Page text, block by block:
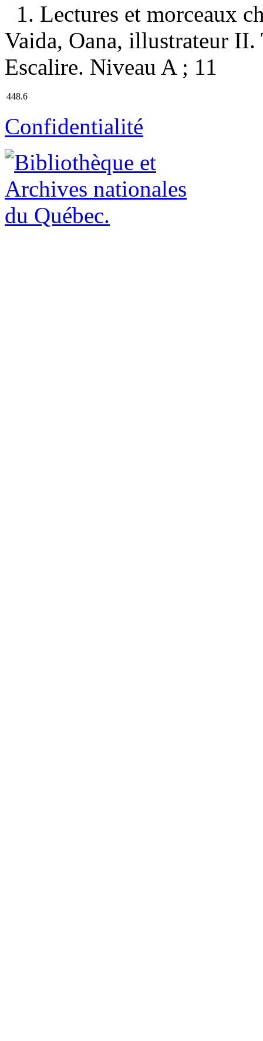
1. Lectures et morceaux
Vaida, Oana, illustrateur
Escalire. Niveau A ; 11
448.6
Confidentialité